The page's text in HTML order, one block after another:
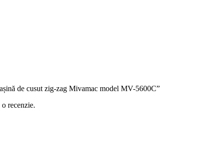
de cusut zig-zag Mivamac model MV-5600C”
recenzie.